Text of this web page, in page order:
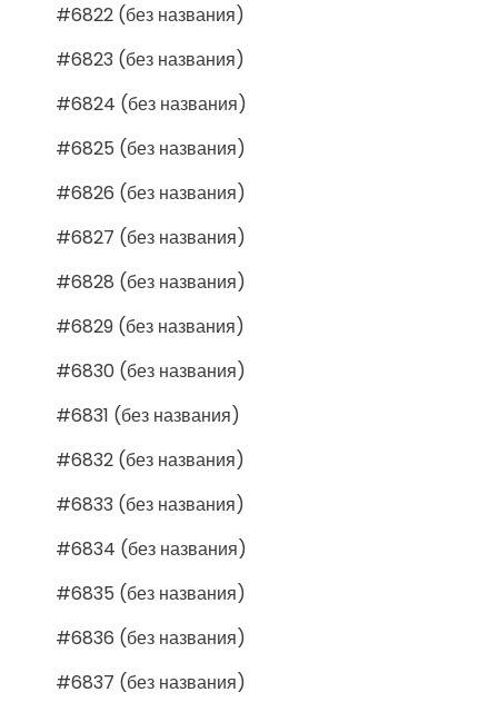
#6822 (без названия)
#6823 (без названия)
#6824 (без названия)
#6825 (без названия)
#6826 (без названия)
#6827 (без названия)
#6828 (без названия)
#6829 (без названия)
#6830 (без названия)
#6831 (без названия)
#6832 (без названия)
#6833 (без названия)
#6834 (без названия)
#6835 (без названия)
#6836 (без названия)
#6837 (без названия)